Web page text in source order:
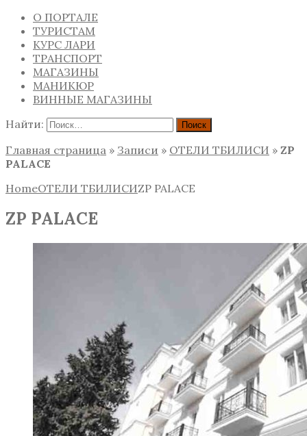
О ПОРТАЛЕ
ТУРИСТАМ
КУРС ЛАРИ
ТРАНСПОРТ
МАГАЗИНЫ
МАНИКЮР
ВИННЫЕ МАГАЗИНЫ
Найти:
Главная страница » Записи » ОТЕЛИ ТБИЛИСИ » ZP
PALACE
HomeОТЕЛИ ТБИЛИСИZP PALACE
ZP PALACE